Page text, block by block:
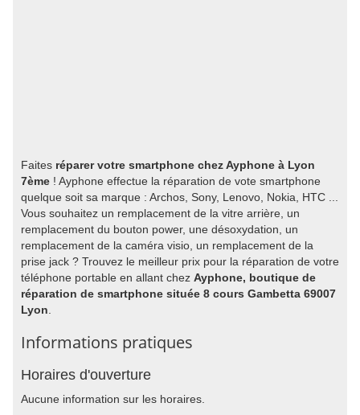
Faites réparer votre smartphone chez Ayphone à Lyon
7ème ! Ayphone effectue la réparation de vote smartphone
quelque soit sa marque : Archos, Sony, Lenovo, Nokia, HTC ...
Vous souhaitez un remplacement de la vitre arrière, un
remplacement du bouton power, une désoxydation, un
remplacement de la caméra visio, un remplacement de la
prise jack ? Trouvez le meilleur prix pour la réparation de votre
téléphone portable en allant chez Ayphone, boutique de
réparation de smartphone située 8 cours Gambetta 69007
Lyon
Informations pratiques
Horaires d'ouverture
Aucune information sur les horaires.